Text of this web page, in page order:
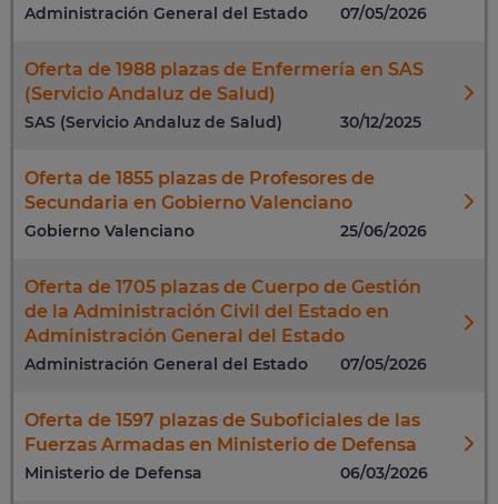
Administración General del Estado 07/05/2026
Oferta de 1988 plazas de Enfermería en SAS
(Servicio Andaluz de Salud)
SAS (Servicio Andaluz de Salud) 30/12/2025
Oferta de 1855 plazas de Profesores de
Secundaria en Gobierno Valenciano
Gobierno Valenciano 25/06/2026
Oferta de 1705 plazas de Cuerpo de Gestión
de la Administración Civil del Estado en
Administración General del Estado
Administración General del Estado 07/05/2026
Oferta de 1597 plazas de Suboficiales de las
Fuerzas Armadas en Ministerio de Defensa
Ministerio de Defensa 06/03/2026